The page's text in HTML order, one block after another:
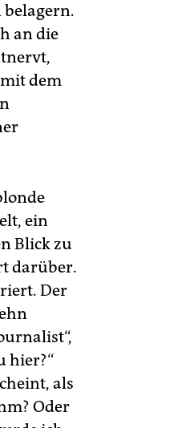
an die
dem
ein
Blick zu
darüber.
Der
hier?“
als
Oder